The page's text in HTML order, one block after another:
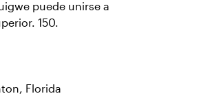
puede unirse a
150.
Florida